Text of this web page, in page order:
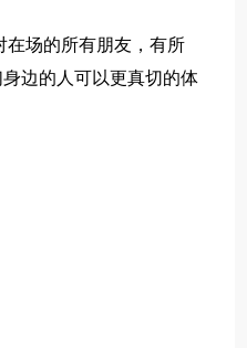
在场的所有朋友，有所
边的人可以更真切的体